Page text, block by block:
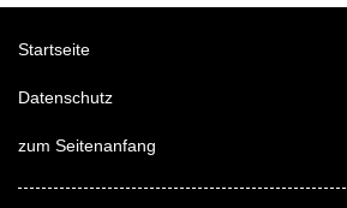
Startseite
Datenschutz
zum Seitenanfang